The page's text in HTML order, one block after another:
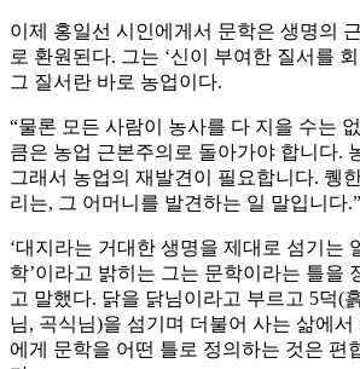
이제 홍일선 시인에게서 문학은 생명의
로 환원된다. 그는 ‘신이 부여한 질서를
그 질서란 바로 농업이다.
“물론 모든 사람이 농사를 다 지을 수는
큼은 농업 근본주의로 돌아가야 합니다.
그래서 농업의 재발견이 필요합니다. 퀭
리는, 그 어머니를 발견하는 일 말입니다.”
‘대지라는 거대한 생명을 제대로 섬기는
학’이라고 밝히는 그는 문학이라는 틀을
고 말했다. 닭을 닭님이라고 부르고 5덕(
님, 곡식님)을 섬기며 더불어 사는 삶에서
에게 문학을 어떤 틀로 정의하는 것은 편